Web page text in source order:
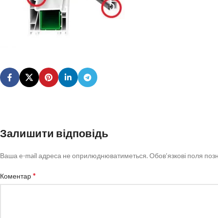
Залишити відповідь
Ваша e-mail адреса не оприлюднюватиметься. Обов’язкові поля
Коментар*